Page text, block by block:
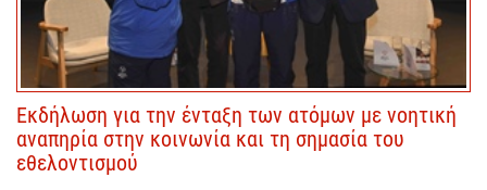
Εκδήλωση για την ένταξη των ατόμων με νοητική
αναπηρία στην κοινωνία και τη σημασία του
εθελοντισμού